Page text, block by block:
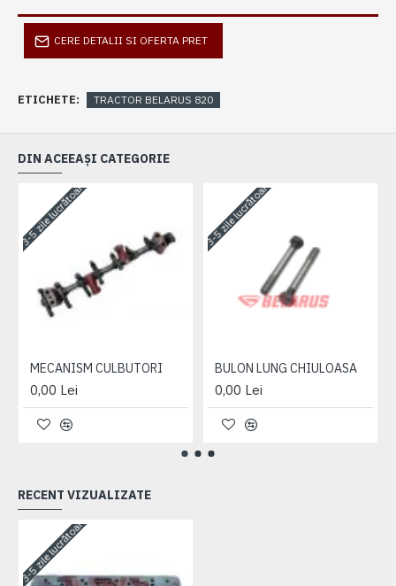
CERE DETALII SI OFERTA PRET
ETICHETE: TRACTOR BELARUS 820
DIN ACEEAȘI CATEGORIE
3-5 zile lucrătoare
MECANISM CULBUTORI
0,00 Lei
3-5 zile lucrătoare
BULON LUNG CHIULOASA
0,00 Lei
RECENT VIZUALIZATE
3-5 zile lucrătoare